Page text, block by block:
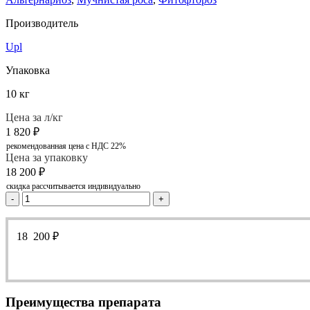
Производитель
Upl
Упаковка
10 кг
Цена за л/кг
1 820 ₽
рекомендованная цена с НДС 22%
Цена за упаковку
18 200 ₽
скидка рассчитывается индивидуально
- +
18 200 ₽
Преимущества препарата